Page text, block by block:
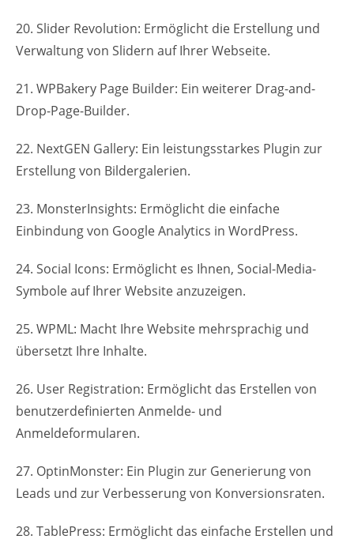
20. Slider Revolution: Ermöglicht die Erstellung und
Verwaltung von Slidern auf Ihrer Webseite.
21. WPBakery Page Builder: Ein weiterer Drag-and-
Drop-Page-Builder.
22. NextGEN Gallery: Ein leistungsstarkes Plugin zur
Erstellung von Bildergalerien.
23. MonsterInsights: Ermöglicht die einfache
Einbindung von Google Analytics in WordPress.
24. Social Icons: Ermöglicht es Ihnen, Social-Media-
Symbole auf Ihrer Website anzuzeigen.
25. WPML: Macht Ihre Website mehrsprachig und
übersetzt Ihre Inhalte.
26. User Registration: Ermöglicht das Erstellen von
benutzerdefinierten Anmelde- und
Anmeldeformularen.
27. OptinMonster: Ein Plugin zur Generierung von
Leads und zur Verbesserung von Konversionsraten.
28. TablePress: Ermöglicht das einfache Erstellen und